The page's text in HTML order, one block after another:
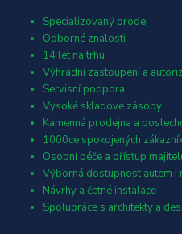
Specializovaný prodej
Odborné znalosti
14 let na trhu
Výhradní zastoupení a
Servisní podpora
Vysoké skladové zásoby
Kamenná prodejna a
1000ce spokojených
Osobní péče a přístup
Výborná dostupnost autem i
Návrhy a četné instalace
Spolupráce s architekty a